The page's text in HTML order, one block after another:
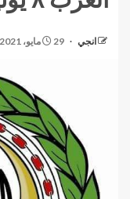
انجي 29 مايو، 2021